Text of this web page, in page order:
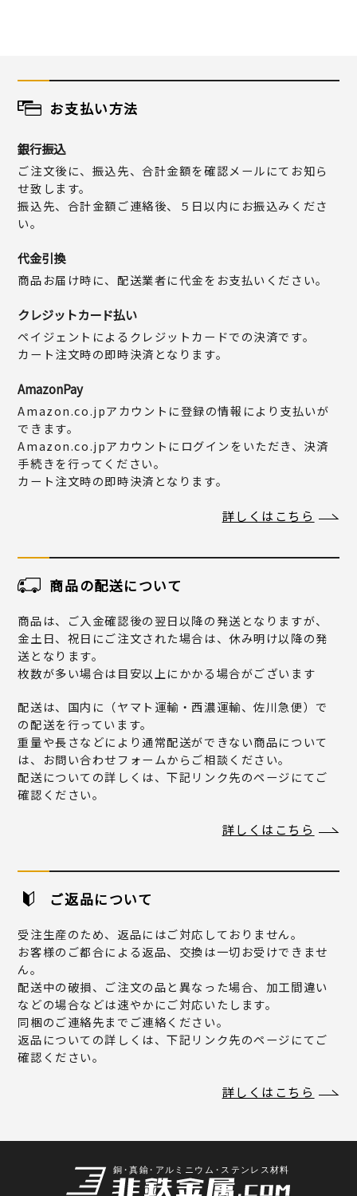
お支払い方法
銀行振込
ご注文後に、振込先、合計金額を確認メールにてお知ら
せ致します。
振込先、合計金額ご連絡後、５日以内にお振込みくださ
い。
代金引換
商品お届け時に、配送業者に代金をお支払いください。
クレジットカード払い
ペイジェントによるクレジットカードでの決済です。
カート注文時の即時決済となります。
AmazonPay
Amazon.co.jpアカウントに登録の情報により支払いが
できます。
Amazon.co.jpアカウントにログインをいただき、決済
手続きを行ってください。
カート注文時の即時決済となります。
詳しくはこちら
商品の配送について
商品は、ご入金確認後の翌日以降の発送となりますが、
金土日、祝日にご注文された場合は、休み明け以降の発
送となります。
枚数が多い場合は目安以上にかかる場合がございます
配送は、国内に（ヤマト運輸・西濃運輸、佐川急便）で
の配送を行っています。
重量や長さなどにより通常配送ができない商品について
は、お問い合わせフォームからご相談ください。
配送についての詳しくは、下記リンク先のページにてご
確認ください。
詳しくはこちら
ご返品について
受注生産のため、返品にはご対応しておりません。
お客様のご都合による返品、交換は一切お受けできませ
ん。
配送中の破損、ご注文の品と異なった場合、加工間違い
などの場合などは速やかにご対応いたします。
同梱のご連絡先までご連絡ください。
返品についての詳しくは、下記リンク先のページにてご
確認ください。
詳しくはこちら